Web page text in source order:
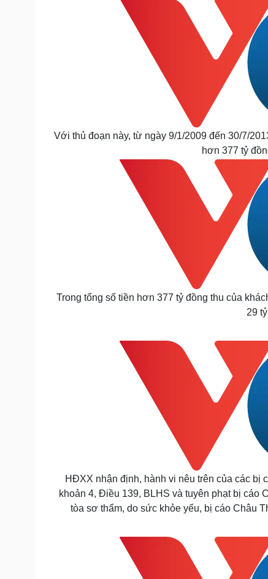
Với thủ đoạn này, từ ngày 9/1/2009 đến 30/7/
hơn 377 tỷ
Trong tổng số tiền hơn 377 tỷ đồng thu của
29
HĐXX nhận định, hành vi nêu trên của các bị
khoản 4, Điều 139, BLHS và tuyên phạt bị cáo
tòa sơ thẩm, do sức khỏe yếu, bị cáo Châu